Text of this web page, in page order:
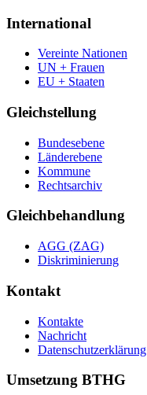
International
Vereinte Nationen
UN + Frauen
EU + Staaten
Gleichstellung
Bundesebene
Länderebene
Kommune
Rechtsarchiv
Gleichbehandlung
AGG (ZAG)
Diskriminierung
Kontakt
Kontakte
Nachricht
Datenschutzerklärung
Umsetzung BTHG